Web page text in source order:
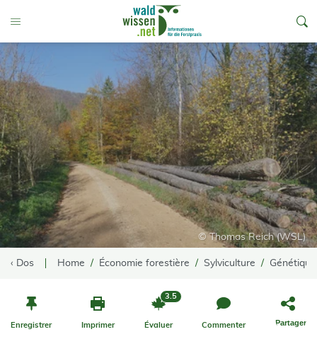
Toggle Menu
© Thomas Reich (WSL)
‹ Dos Home Économie forestière Sylviculture
Enregistrer Imprimer Évaluer
3.5
Commenter Partager